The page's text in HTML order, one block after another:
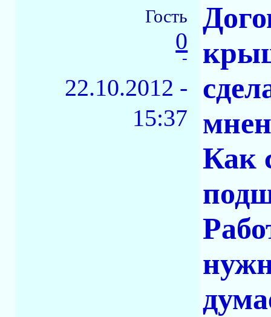
Гость
0
-
22.10.2012 -
15:37
Как